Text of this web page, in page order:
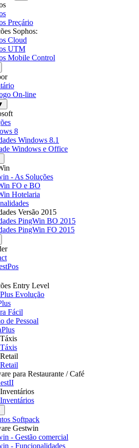
Preçário
Sophos:
Cloud
UTM
Mobile Control
On-line
8
Windows 8.1
Windows e Office
- As Soluções
FO e BO
Hotelaria
Versão 2015
PingWin BO 2015
PingWin FO 2015
Entry Level
Evolução
Fácil
de Pessoal
para Restaurante / Café
Softpack
Gestwin
- Gestão comercial
- Funcionalidades